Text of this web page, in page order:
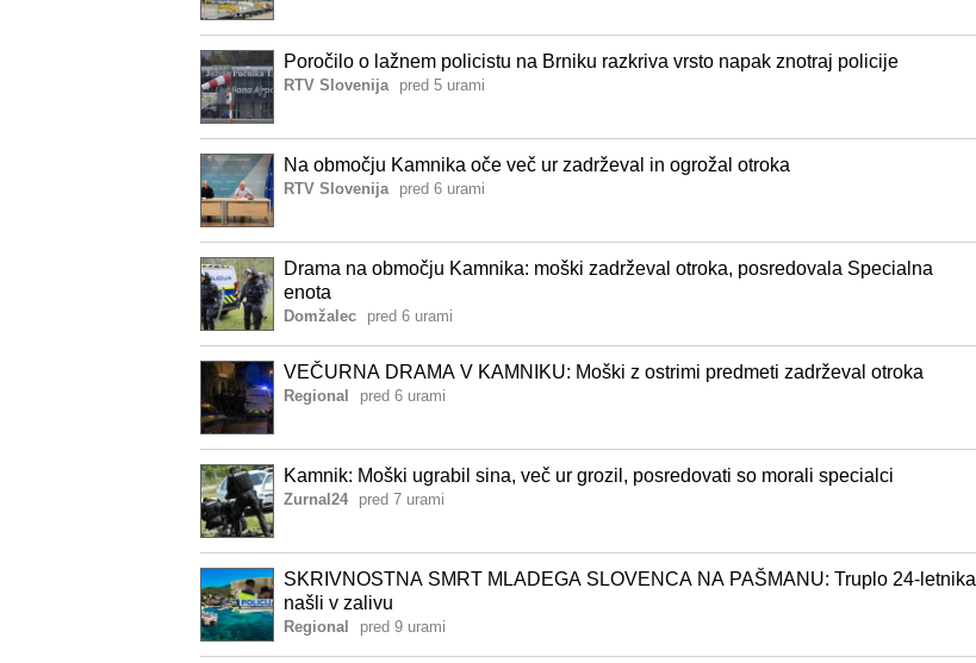
Poročilo o lažnem policistu na Brniku razkriva vrsto napak znotraj policije
RTV Slovenija pred 5 urami
Na območju Kamnika oče več ur zadrževal in ogrožal otroka
RTV Slovenija pred 6 urami
Drama na območju Kamnika: moški zadrževal otroka, posredovala Specialna
enota
Domžalec pred 6 urami
VEČURNA DRAMA V KAMNIKU: Moški z ostrimi predmeti zadrževal otroka
Regional pred 6 urami
Kamnik: Moški ugrabil sina, več ur grozil, posredovati so morali specialci
Zurnal24 pred 7 urami
SKRIVNOSTNA SMRT MLADEGA SLOVENCA NA PAŠMANU: Truplo 24-letnika
našli v zalivu
Regional pred 9 urami